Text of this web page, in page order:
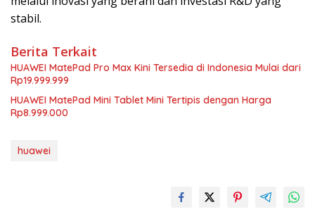
stabil.
Berita Terkait
HUAWEI MatePad Pro Max Kini Tersedia di Indonesia Mulai dari
Rp19.999.999
HUAWEI MatePad Mini Tablet Mini Tertipis dengan Harga
Rp8.999.000
huawei